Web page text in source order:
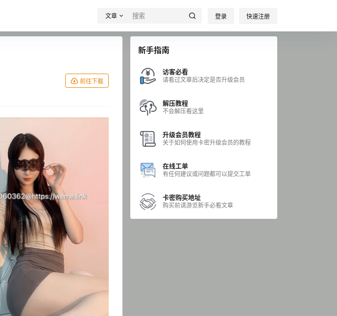
文章 登录 快速注册
前往下载
新手指南
访客必看
请看过文章后决定是否升级会员
解压教程
不会解压看这里
升级会员教程
关于如何使用卡密升级会员的教程
在线工单
有任何建议或问题都可以提交工单
卡密购买地址
购买前请游览新手必看文章